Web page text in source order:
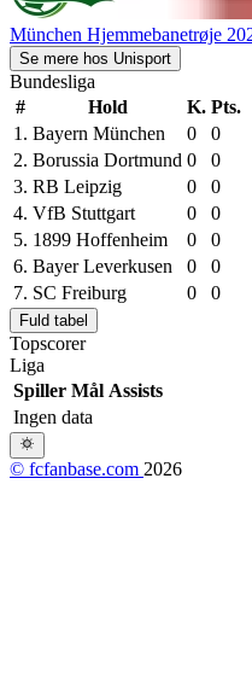
München Hjemmebanetrøje
Se mere hos Unisport
Bundesliga
#
Hold K. Pts.
1. Bayern München 0
0
2. Borussia Dortmund 0
0
3. RB Leipzig 0
0
4. VfB Stuttgart 0
0
5. 1899 Hoffenheim 0
0
6. Bayer Leverkusen 0
0
7. SC Freiburg 0 0
Fuld tabel
Topscorer
Liga
Spiller Mål Assists
Ingen data
© fcfanbase.com 2026